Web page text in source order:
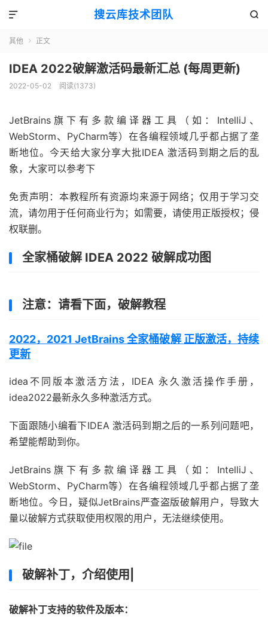
搜云库技术团队 

其他  正文
IDEA 2022破解激活码最新汇总 (每周更新)
2022-05-02 阅读(1373)
JetBrains旗下有多款编译器工具（如：IntelliJ、
WebStorm、PyCharm等）在各编程领域几乎都占据了垄
断地位。今天给大家分享大批IDEA 激活码到期之后的乱
象，大家可以参考下
免责声明：本教程所有资源均来源于网络；仅用于学习交
流，请勿用于任何商业行为；如需要，请使用正版授权；侵
权联删。
全家桶破解 IDEA 2022 破解成功图
注意：请看下面，破解教程
2022，2021 JetBrains 全家桶破解 正版激活，持续
更新
idea不同版本激活方法，IDEA 永久激活操作手册，
idea2022最新永久多种激活方式。
下面跟随小编看下IDEA 激活码到期之后的一系列问题吧，
希望能帮助到你。
JetBrains旗下有多款编译器工具（如：IntelliJ、
WebStorm、PyCharm等）在各编程领域几乎都占据了垄
断地位。今日，疑似JetBrains严查盗版破解用户，导致大
量以破解方式获取使用权限的用户，无法继续使用。
破解补丁，介绍使用|
破解补丁支持的软件及版本：